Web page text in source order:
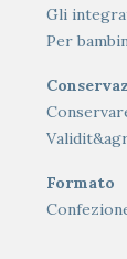
Gli
Per
Formato